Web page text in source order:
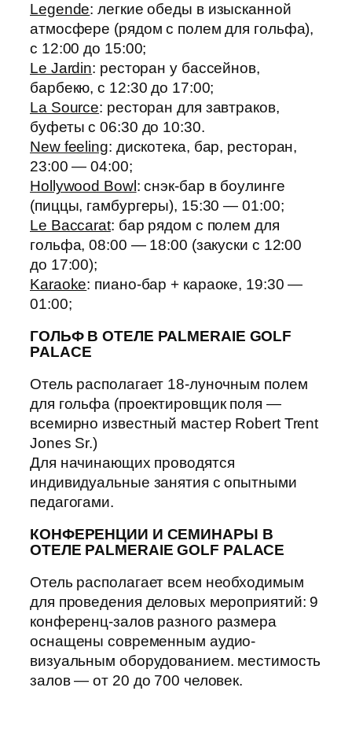
Legende: легкие обеды в изысканной
атмосфере (рядом с полем для гольфа),
с 12:00 до 15:00;
Le Jardin: ресторан у бассейнов,
барбекю, с 12:30 до 17:00;
La Source: ресторан для завтраков,
буфеты с 06:30 до 10:30.
New feeling: дискотека, бар, ресторан,
23:00 — 04:00;
Hollywood Bowl : снэк-бар в боулинге
(пиццы, гамбургеры), 15:30 — 01:00;
Le Baccarat: бар рядом с полем для
гольфа, 08:00 — 18:00 (закуски с 12:00
до 17:00);
Karaoke: пиано-бар + караоке, 19:30 —
01:00;
ГОЛЬФ В ОТЕЛЕ PALMERAIE GOLF
PALACE
Отель располагает 18-луночным полем
для гольфа (проектировщик поля —
всемирно известный мастер Robert Trent
Jones Sr.)
Для начинающих проводятся
индивидуальные занятия с опытными
педагогами.
КОНФЕРЕНЦИИ И СЕМИНАРЫ В
ОТЕЛЕ PALMERAIE GOLF PALACE
Отель располагает всем необходимым
для проведения деловых мероприятий: 9
конференц-залов разного размера
оснащены современным аудио-
визуальным оборудованием. местимость
залов — от 20 до 700 человек.